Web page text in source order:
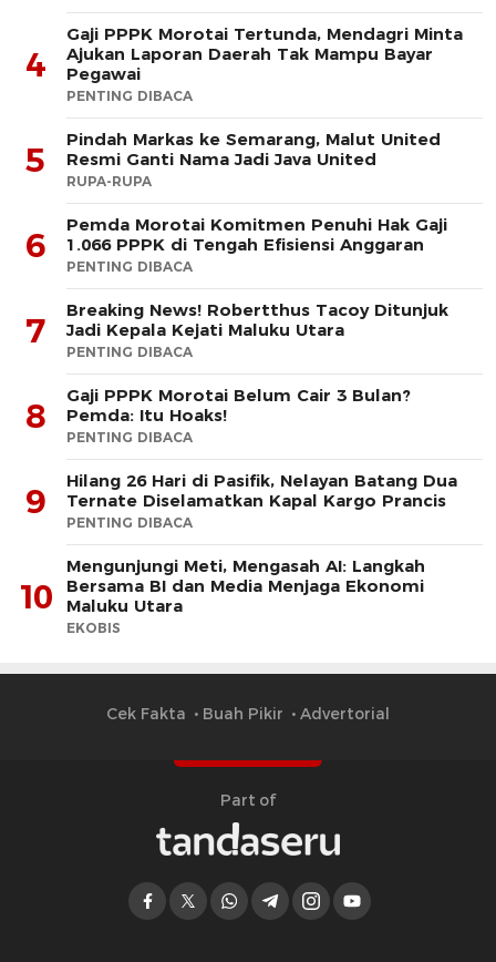
4
Gaji PPPK Morotai Tertunda, Mendagri Minta
Ajukan Laporan Daerah Tak Mampu Bayar
Pegawai
PENTING DIBACA
5
Pindah Markas ke Semarang, Malut United
Resmi Ganti Nama Jadi Java United
RUPA-RUPA
6
Pemda Morotai Komitmen Penuhi Hak Gaji
1.066 PPPK di Tengah Efisiensi Anggaran
PENTING DIBACA
7
Breaking News! Robertthus Tacoy Ditunjuk
Jadi Kepala Kejati Maluku Utara
PENTING DIBACA
8
Gaji PPPK Morotai Belum Cair 3 Bulan?
Pemda: Itu Hoaks!
PENTING DIBACA
9
Hilang 26 Hari di Pasifik, Nelayan Batang Dua
Ternate Diselamatkan Kapal Kargo Prancis
PENTING DIBACA
10
Mengunjungi Meti, Mengasah AI: Langkah
Bersama BI dan Media Menjaga Ekonomi
Maluku Utara
EKOBIS
Cek Fakta Buah Pikir Advertorial
Part of